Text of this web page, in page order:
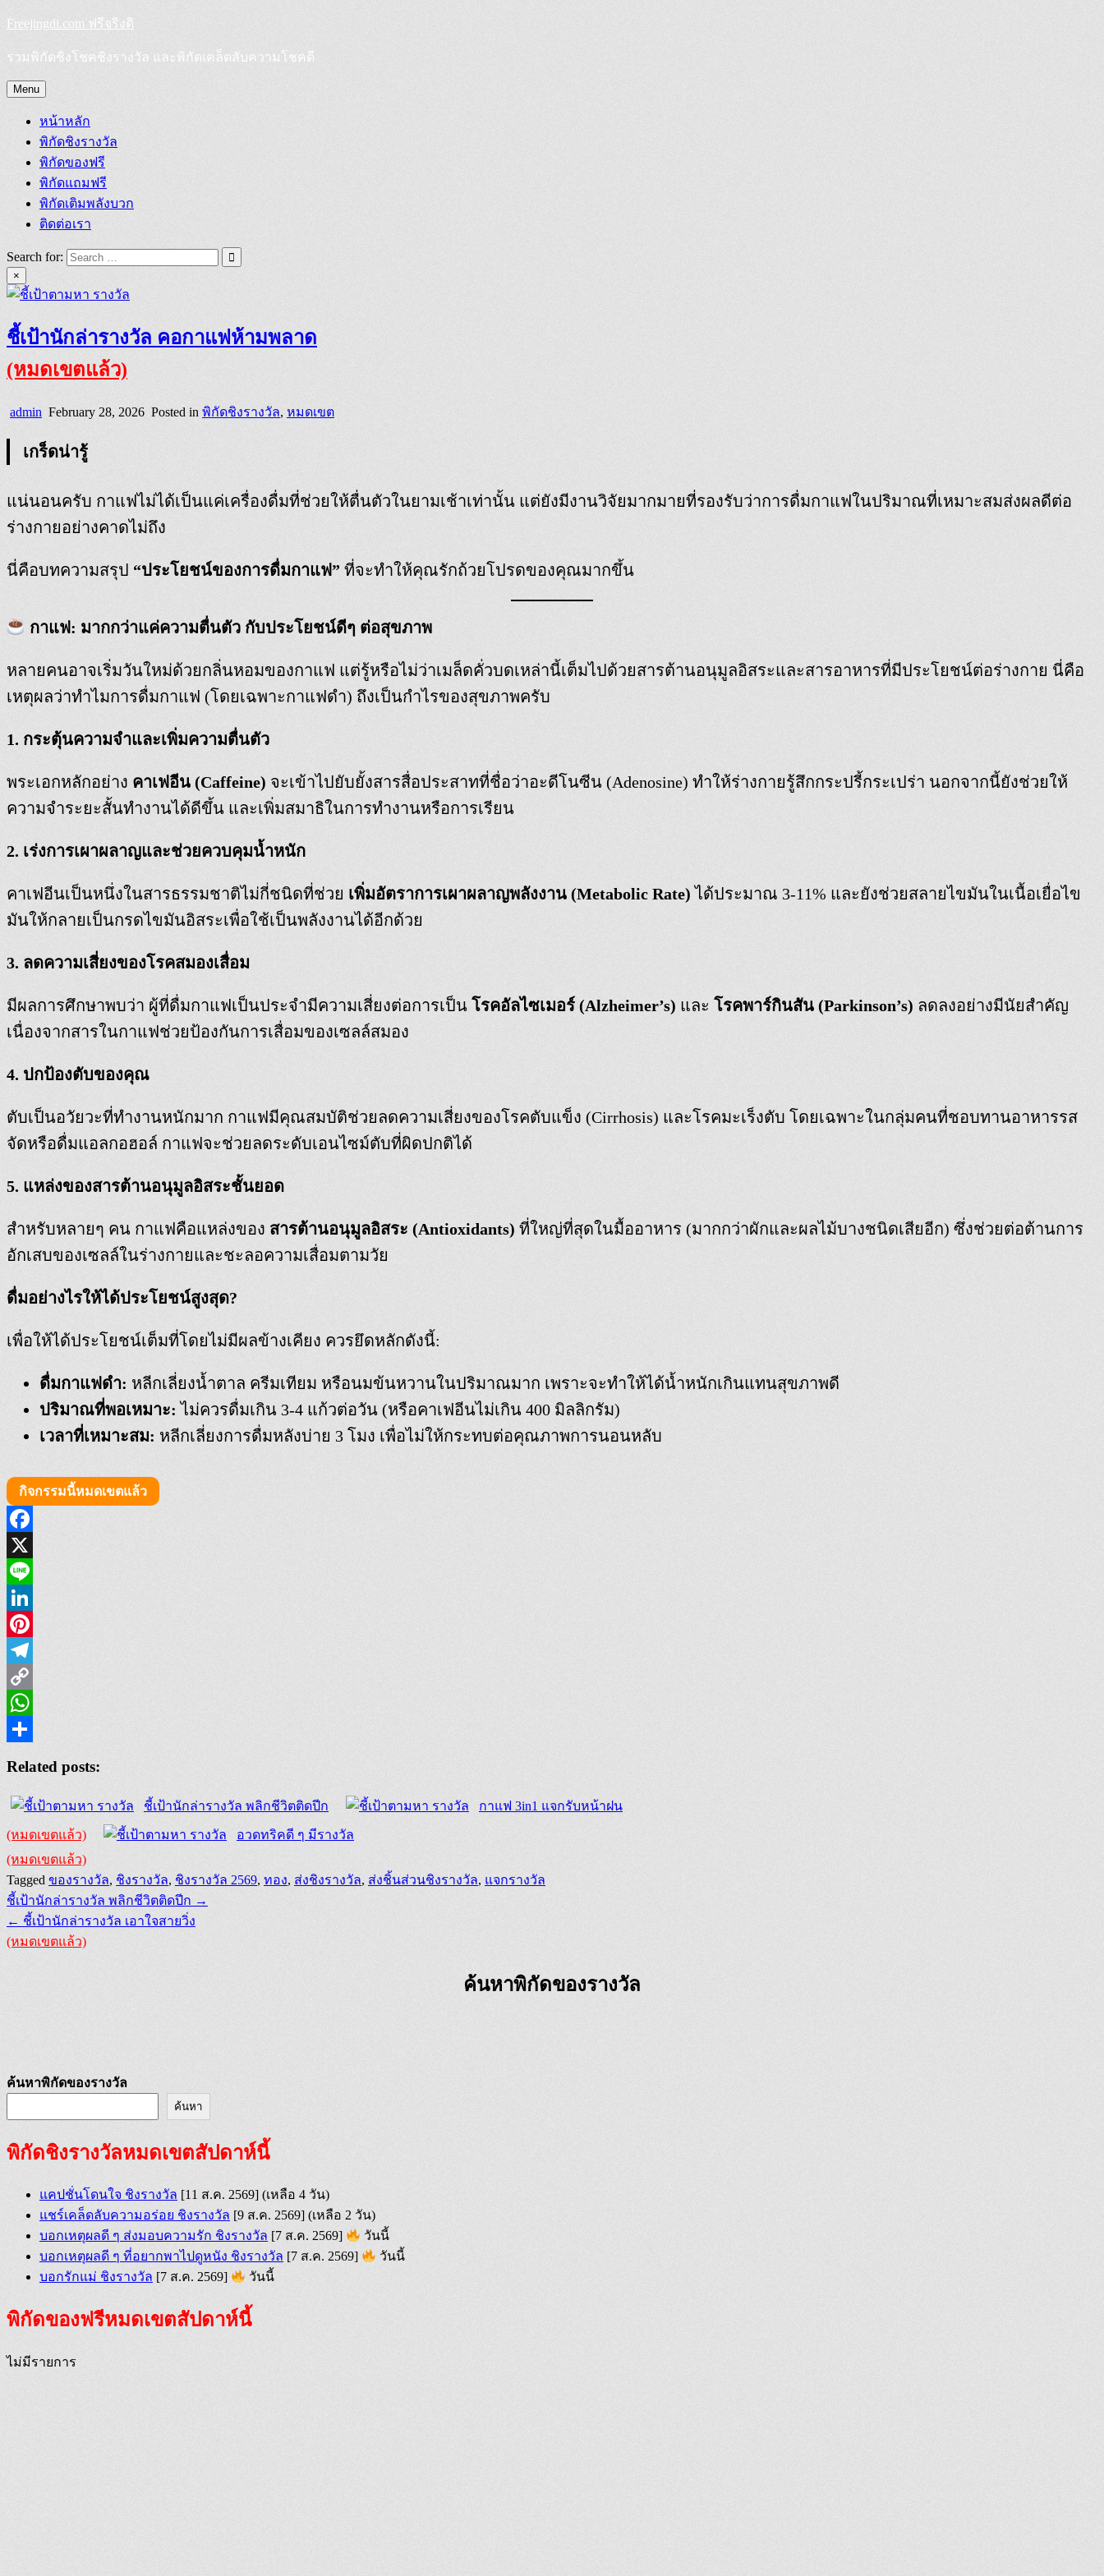
Skip
to
content
Freejingdi.com ฟรีจริงดิ
รวมพิกัดชิงโชคชิงรางวัล และพิกัดเคล็ดลับความโชคดี
Menu
หน้าหลัก
พิกัดชิงรางวัล
พิกัดของฟรี
พิกัดแถมฟรี
พิกัดเติมพลังบวก
ติดต่อเรา
Search for:
×
ชี้เป้านักล่ารางวัล คอกาแฟห้ามพลาด
(หมดเขตแล้ว)
admin February 28, 2026 Posted in พิกัดชิงรางวัล, หมดเขต
เกร็ดน่ารู้
แน่นอนครับ กาแฟไม่ได้เป็นแค่เครื่องดื่มที่ช่วยให้ตื่นตัวในยามเช้าเท่านั้น แต่ยังมีงานวิจัยมากมายที่รองรับว่าการดื่มกาแฟในปริมาณที่เหมาะสมส่งผลดีต่อ
ร่างกายอย่างคาดไม่ถึง
นี่คือบทความสรุป “ประโยชน์ของการดื่มกาแฟ” ที่จะทำให้คุณรักถ้วยโปรดของคุณมากขึ้น
กาแฟ: มากกว่าแค่ความตื่นตัว กับประโยชน์ดีๆ ต่อสุขภาพ
หลายคนอาจเริ่มวันใหม่ด้วยกลิ่นหอมของกาแฟ แต่รู้หรือไม่ว่าเมล็ดคั่วบดเหล่านี้เต็มไปด้วยสารต้านอนุมูลอิสระและสารอาหารที่มีประโยชน์ต่อร่างกาย นี่คือ
เหตุผลว่าทำไมการดื่มกาแฟ (โดยเฉพาะกาแฟดำ) ถึงเป็นกำไรของสุขภาพครับ
1. กระตุ้นความจำและเพิ่มความตื่นตัว
พระเอกหลักอย่าง คาเฟอีน (Caffeine) จะเข้าไปยับยั้งสารสื่อประสาทที่ชื่อว่าอะดีโนซีน (Adenosine) ทำให้ร่างกายรู้สึกกระปรี้กระเปร่า นอกจากนี้ยังช่วยให้
ความจำระยะสั้นทำงานได้ดีขึ้น และเพิ่มสมาธิในการทำงานหรือการเรียน
2. เร่งการเผาผลาญและช่วยควบคุมน้ำหนัก
คาเฟอีนเป็นหนึ่งในสารธรรมชาติไม่กี่ชนิดที่ช่วย เพิ่มอัตราการเผาผลาญพลังงาน (Metabolic Rate) ได้ประมาณ 3-11% และยังช่วยสลายไขมันในเนื้อเยื่อไข
มันให้กลายเป็นกรดไขมันอิสระเพื่อใช้เป็นพลังงานได้อีกด้วย
3. ลดความเสี่ยงของโรคสมองเสื่อม
มีผลการศึกษาพบว่า ผู้ที่ดื่มกาแฟเป็นประจำมีความเสี่ยงต่อการเป็น โรคอัลไซเมอร์ (Alzheimer’s) และ โรคพาร์กินสัน (Parkinson’s) ลดลงอย่างมีนัยสำคัญ
เนื่องจากสารในกาแฟช่วยป้องกันการเสื่อมของเซลล์สมอง
4. ปกป้องตับของคุณ
ตับเป็นอวัยวะที่ทำงานหนักมาก กาแฟมีคุณสมบัติช่วยลดความเสี่ยงของโรคตับแข็ง (Cirrhosis) และโรคมะเร็งตับ โดยเฉพาะในกลุ่มคนที่ชอบทานอาหารรส
จัดหรือดื่มแอลกอฮอล์ กาแฟจะช่วยลดระดับเอนไซม์ตับที่ผิดปกติได้
5. แหล่งของสารต้านอนุมูลอิสระชั้นยอด
สำหรับหลายๆ คน กาแฟคือแหล่งของ สารต้านอนุมูลอิสระ (Antioxidants) ที่ใหญ่ที่สุดในมื้ออาหาร (มากกว่าผักและผลไม้บางชนิดเสียอีก) ซึ่งช่วยต่อต้านการ
อักเสบของเซลล์ในร่างกายและชะลอความเสื่อมตามวัย
ดื่มอย่างไรให้ได้ประโยชน์สูงสุด?
เพื่อให้ได้ประโยชน์เต็มที่โดยไม่มีผลข้างเคียง ควรยึดหลักดังนี้:
ดื่มกาแฟดำ: หลีกเลี่ยงน้ำตาล ครีมเทียม หรือนมข้นหวานในปริมาณมาก เพราะจะทำให้ได้น้ำหนักเกินแทนสุขภาพดี
ปริมาณที่พอเหมาะ: ไม่ควรดื่มเกิน 3-4 แก้วต่อวัน (หรือคาเฟอีนไม่เกิน 400 มิลลิกรัม)
เวลาที่เหมาะสม: หลีกเลี่ยงการดื่มหลังบ่าย 3 โมง เพื่อไม่ให้กระทบต่อคุณภาพการนอนหลับ
กิจกรรมนี้หมดเขตแล้ว
Facebook
X
Line
LinkedIn
Pinterest
Telegram
Copy
Link
WhatsApp
Related posts:
ชี้เป้านักล่ารางวัล พลิกชีวิตติดปีก กาแฟ 3in1 แจกรับหน้าฝน
(หมดเขตแล้ว)
อวดทริคดี ๆ มีรางวัล
(หมดเขตแล้ว)
Tagged ของรางวัล, ชิงรางวัล, ชิงรางวัล 2569, ทอง, ส่งชิงรางวัล, ส่งชิ้นส่วนชิงรางวัล, แจกรางวัล
Post
navigation
ชี้เป้านักล่ารางวัล พลิกชีวิตติดปีก →
← ชี้เป้านักล่ารางวัล เอาใจสายวิ่ง
(หมดเขตแล้ว)
ค้นหาพิกัดของรางวัล
ค้นหาพิกัดของรางวัล
ค้นหา
พิกัดชิงรางวัลหมดเขตสัปดาห์นี้
แคปชั่นโดนใจ ชิงรางวัล [11 ส.ค. 2569] (เหลือ 4 วัน)
แชร์เคล็ดลับความอร่อย ชิงรางวัล [9 ส.ค. 2569] (เหลือ 2 วัน)
บอกเหตุผลดี ๆ ส่งมอบความรัก ชิงรางวัล [7 ส.ค. 2569]
วันนี้
บอกเหตุผลดี ๆ ที่อยากพาไปดูหนัง ชิงรางวัล [7 ส.ค. 2569]
วันนี้
บอกรักแม่ ชิงรางวัล [7 ส.ค. 2569] วันนี้
พิกัดของฟรีหมดเขตสัปดาห์นี้
ไม่มีรายการ